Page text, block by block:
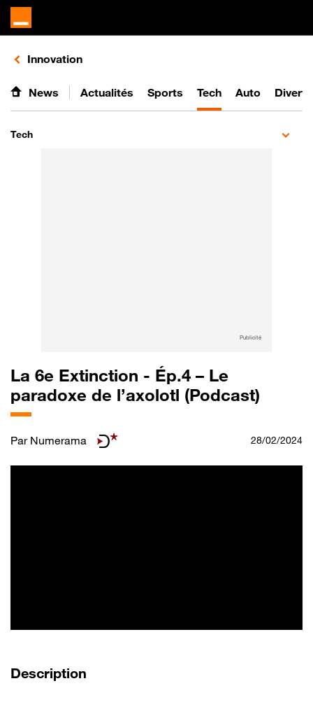
Retours vers le listing de vidéos de la catégorie
Innovation
News Actualités Sports Tech Auto
Tech
Publicité
La 6e Extinction - Ép.4 – Le
paradoxe de l’axolotl (Podcast)
Par Numerama 28/02/2024
Description